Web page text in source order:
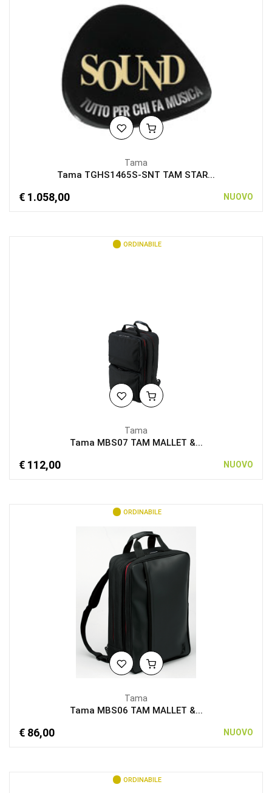
Tama
Tama TGHS1465S-SNT TAM STAR...
€ 1.058,00 NUOVO
ORDINABILE
Tama
Tama MBS07 TAM MALLET &...
€ 112,00 NUOVO
ORDINABILE
Tama
Tama MBS06 TAM MALLET &...
€ 86,00 NUOVO
ORDINABILE